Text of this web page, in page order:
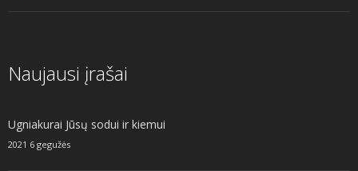
Naujausi įrašai
Ugniakurai Jūsų sodui ir kiemui
2021 6 gegužės